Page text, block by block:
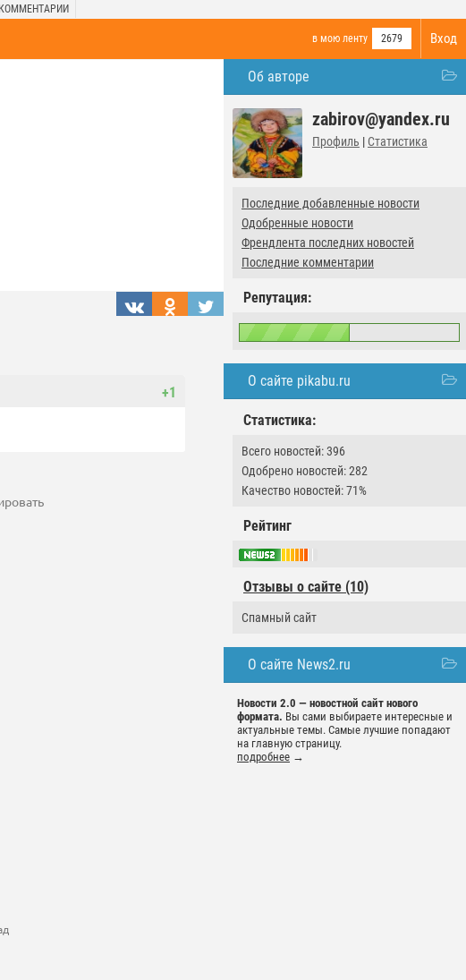
КОММЕНТАРИИ
Вход
в мою ленту 2679
Об авторе
zabirov@yandex.ru
Профиль | Статистика
Последние добавленные новости
Одобренные новости
Френдлента последних новостей
Последние комментарии
Репутация:
О сайте pikabu.ru
Статистика:
Всего новостей: 396
Одобрено новостей: 282
Качество новостей: 71%
Рейтинг
Отзывы о сайте (10)
Спамный сайт
О сайте News2.ru
Новости 2.0 — новостной сайт нового
формата. Вы сами выбираете интересные и
актуальные темы. Самые лучшие попадают
на главную страницу.
подробнее →
+1